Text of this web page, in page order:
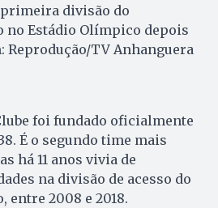
divisão do
no Estádio Olímpico depois
Reprodução/TV Anhanguera
foi fundado oficialmente
É o segundo time mais
há 11 anos vivia de
na divisão de acesso do
entre 2008 e 2018.